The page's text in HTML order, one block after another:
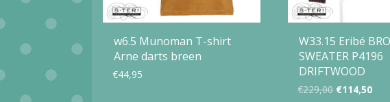
w6.5 Munoman T-shirt
Arne darts breen
€44,95
W33.15 Eribé
SWEATER P4196
DRIFTWOOD
€229,00 €114,50